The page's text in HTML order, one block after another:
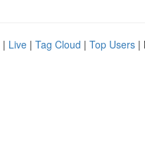
| Live | Tag Cloud | Top Users |